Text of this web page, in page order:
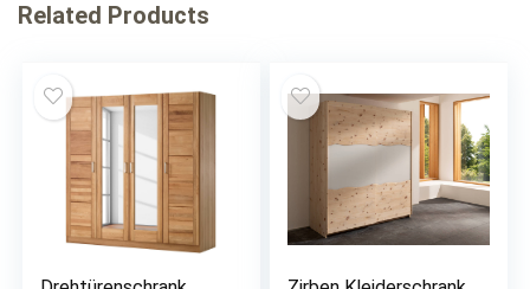
Related Products